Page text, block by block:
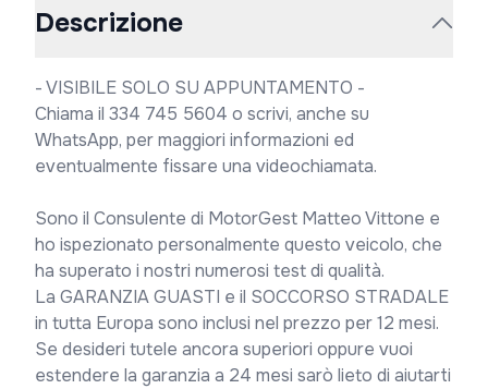
Descrizione
- VISIBILE SOLO SU APPUNTAMENTO -
Chiama il 334 745 5604 o scrivi, anche su
WhatsApp, per maggiori informazioni ed
eventualmente fissare una videochiamata.
Sono il Consulente di MotorGest Matteo Vittone e
ho ispezionato personalmente questo veicolo, che
ha superato i nostri numerosi test di qualità.
La GARANZIA GUASTI e il SOCCORSO STRADALE
in tutta Europa sono inclusi nel prezzo per 12 mesi.
Se desideri tutele ancora superiori oppure vuoi
estendere la garanzia a 24 mesi sarò lieto di aiutarti